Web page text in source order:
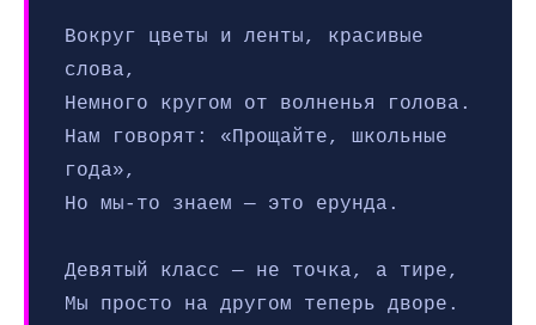
Вокруг цветы и ленты, красивые
слова,
Немного кругом от волненья голова.
Нам говорят: «Прощайте, школьные
года»,
Но мы-то знаем — это ерунда.
Девятый класс — не точка, а тире,
Мы просто на другом теперь дворе.